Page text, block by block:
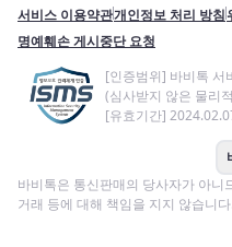
서비스 이용약관개인정보 처리 방침
명예훼손 게시중단 요청
[인증범위] 바비톡 서
(심사받지 않은 물리
[유효기간]
바비톡은 통신판매의 당사자가 아니
거래 등에 대해 책임을 지지 않습니다.